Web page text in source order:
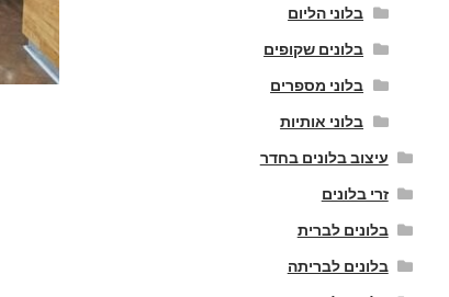
בלוני הליום
בלונים שקופים
בלוני מספרים
בלוני אותיות
עיצוב בלונים בחדר
זרי בלונים
בלונים לברית
בלונים לבריתה